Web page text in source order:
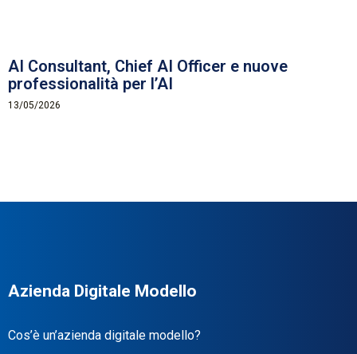
AI Consultant, Chief AI Officer e nuove
professionalità per l’AI
13/05/2026
Azienda Digitale Modello
Cos’è un’azienda digitale modello?